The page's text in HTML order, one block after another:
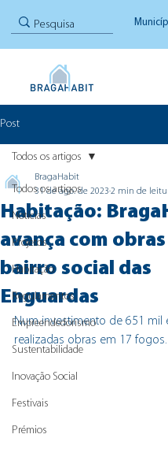
Post
Todos os artigos
Notícias
Projetos
Habitação
Regulamentos
Empreendedorismo
Sustentabilidade
Inovação Social
Festivais
Prémios
Todos os artigos
Habitação:
avança com
bairro social das
Enguardas
BragaHabit
31 de ago. de 2023 2 min de
Num investimento de 651 mil
realizadas obras em 17 fogos.